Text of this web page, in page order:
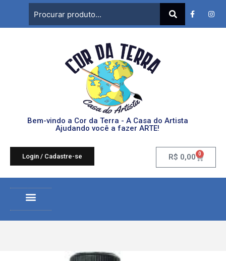
Bem-vindo a Cor da Terra - A Casa do Artista
Ajudando você a fazer ARTE!
Login / Cadastre-se R$ 0,00 0